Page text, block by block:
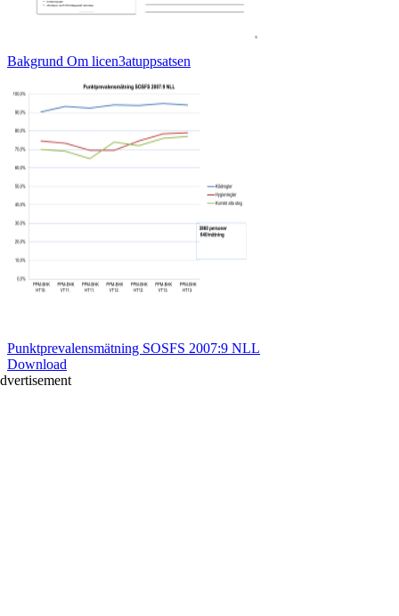
Bakgrund Om licen3atuppsatsen
Punktprevalensmätning SOSFS 2007:9 NLL
Download